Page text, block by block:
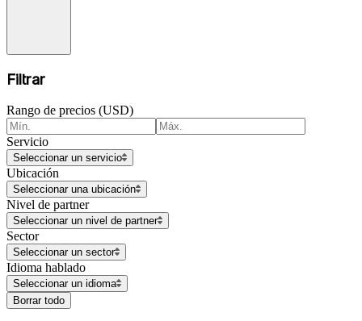
Filtrar
Rango de precios (USD)
Servicio
Seleccionar un servicio
Ubicación
Seleccionar una ubicación
Nivel de partner
Seleccionar un nivel de partner
Sector
Seleccionar un sector
Idioma hablado
Seleccionar un idioma
Borrar todo